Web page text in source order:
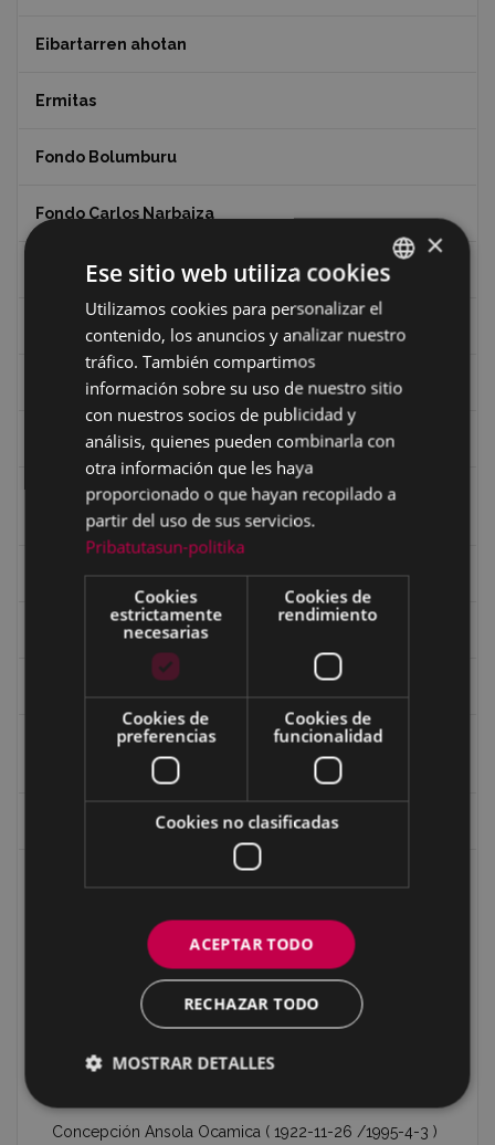
Eibartarren ahotan
Ermitas
Fondo Bolumburu
Fondo Carlos Narbaiza
Guerra
Iglesia de Azitain
Ignacio Zuloaga (1870-2020)
Ignacio Zuloaga, cuadros del autor en las tiendas de
Eibar (2020)
Indalecio Ojanguren Diputación de Gipuzkoa
Juan Antonio Palacios HARRIA
Martin y Jose Antonio Azpilikueta - "Atzo goizeko
Iñaki Alberdi Lesarri (1925/01/08 - 2009/05/12)
Ángeles Arzallus Sologaistua (1929/09/02)
Narciso Rinaldo Astarloa Iraola (31-10-1923) – Enrique
Astarloa Iraola (5-10-1925)
Ortiz de Zárate Inchausti (1927 / 28-3-2007)
Concepción Ansola Ocamica ( 1922-11-26 /1995-4-3 )
BASQUE
SPANISH
×
Ese sitio web utiliza cookies
Utilizamos cookies para personalizar el
contenido, los anuncios y analizar nuestro
tráfico. También compartimos
información sobre su uso de nuestro sitio
con nuestros socios de publicidad y
análisis, quienes pueden combinarla con
otra información que les haya
proporcionado o que hayan recopilado a
partir del uso de sus servicios.
Pribatutasun-politika
Cookies
estrictamente
necesarias
Cookies de
rendimiento
Cookies de
preferencias
Cookies de
funcionalidad
Cookies no clasificadas
ACEPTAR TODO
RECHAZAR TODO
MOSTRAR DETALLES